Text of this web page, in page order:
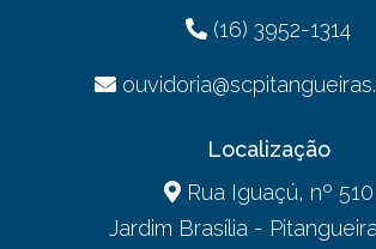
(16) 3952-1314
Localização
Rua Iguaçú, nº 510
Jardim Brasília -